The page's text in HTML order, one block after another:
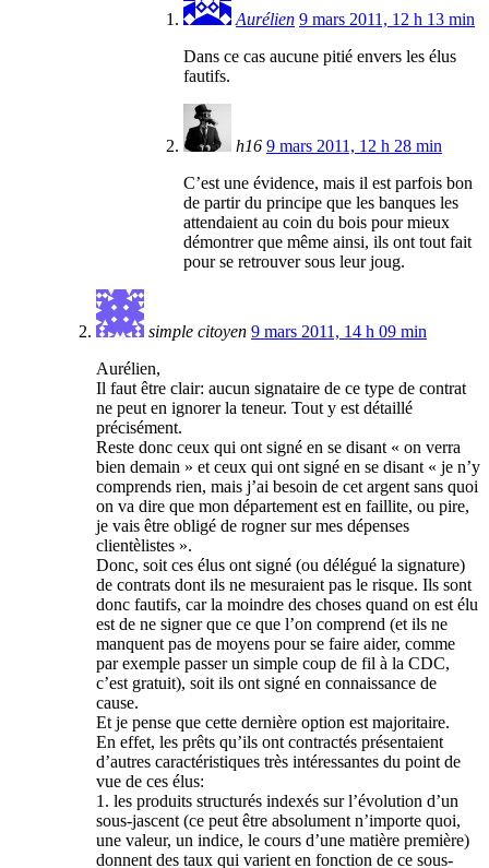
Aurélien 9 mars 2011, 12 h 13 min
Dans ce cas aucune pitié envers les élus
fautifs.
h16 9 mars 2011, 12 h 28 min
C’est une évidence, mais il est parfois bon
de partir du principe que les banques les
attendaient au coin du bois pour mieux
démontrer que même ainsi, ils ont tout fait
pour se retrouver sous leur joug.
simple citoyen 9 mars 2011, 14 h 09 min
Aurélien,
Il faut être clair: aucun signataire de ce type de contrat
ne peut en ignorer la teneur. Tout y est détaillé
précisément.
Reste donc ceux qui ont signé en se disant « on verra
bien demain » et ceux qui ont signé en se disant « je n’y
comprends rien, mais j’ai besoin de cet argent sans quoi
on va dire que mon département est en faillite, ou pire,
je vais être obligé de rogner sur mes dépenses
clientèlistes ».
Donc, soit ces élus ont signé (ou délégué la signature)
de contrats dont ils ne mesuraient pas le risque. Ils sont
donc fautifs, car la moindre des choses quand on est élu
est de ne signer que ce que l’on comprend (et ils ne
manquent pas de moyens pour se faire aider, comme
par exemple passer un simple coup de fil à la CDC,
c’est gratuit), soit ils ont signé en connaissance de
cause.
Et je pense que cette dernière option est majoritaire.
En effet, les prêts qu’ils ont contractés présentaient
d’autres caractéristiques très intéressantes du point de
vue de ces élus:
1. les produits structurés indexés sur l’évolution d’un
sous-jascent (ce peut être absolument n’importe quoi,
une valeur, un indice, le cours d’une matière première)
donnent des taux qui varient en fonction de ce sous-